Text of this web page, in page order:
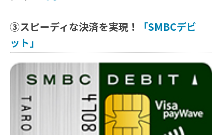
③スピーディな決済を実現！
「SMBCデビ
ット」